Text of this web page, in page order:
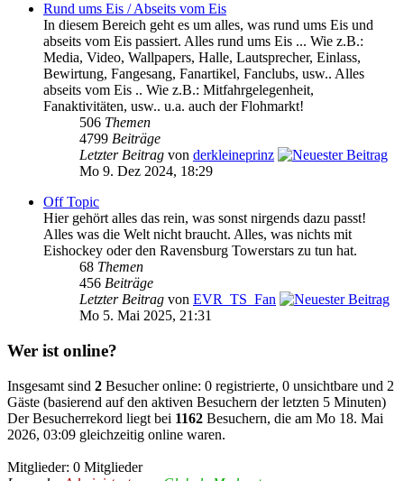
Rund ums Eis / Abseits vom Eis
In diesem Bereich geht es um alles, was rund ums Eis und
abseits vom Eis passiert. Alles rund ums Eis ... Wie z.B.:
Media, Video, Wallpapers, Halle, Lautsprecher, Einlass,
Bewirtung, Fangesang, Fanartikel, Fanclubs, usw.. Alles
abseits vom Eis .. Wie z.B.: Mitfahrgelegenheit,
Fanaktivitäten, usw.. u.a. auch der Flohmarkt!
506 Themen
4799 Beiträge
Letzter Beitrag von derkleineprinz
Mo 9. Dez 2024, 18:29
Off Topic
Hier gehört alles das rein, was sonst nirgends dazu passt!
Alles was die Welt nicht braucht. Alles, was nichts mit
Eishockey oder den Ravensburg Towerstars zu tun hat.
68 Themen
456 Beiträge
Letzter Beitrag von EVR_TS_Fan
Mo 5. Mai 2025, 21:31
Wer ist online?
Insgesamt sind 2 Besucher online: 0 registrierte, 0 unsichtbare und 2
Gäste (basierend auf den aktiven Besuchern der letzten 5 Minuten)
Der Besucherrekord liegt bei 1162 Besuchern, die am Mo 18. Mai
2026, 03:09 gleichzeitig online waren.
Mitglieder: 0 Mitglieder